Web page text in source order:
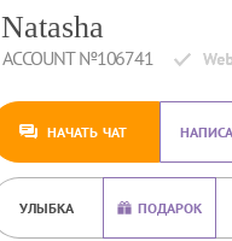
Natasha
ACCOUNT №106741
НАЧАТЬ ЧАТ
УЛЫБКА ПОДАРОК